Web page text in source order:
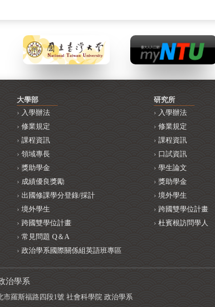
大學部
入學辦法
修業規定
課程資訊
領域專長
獎助學金
成績優良獎勵
出國修課學分登錄/採計
境外學生
跨國雙學位計畫
常見問題 Q＆A
政治學系國際關係組英語班專區
研究所
入學辦法
修業規定
課程資訊
口試資訊
學生論文
獎助學金
境外學生
跨國雙學位計畫
杜賓根訪問學人
治學系
市羅斯福路四段1號 社會科學院 政治學系